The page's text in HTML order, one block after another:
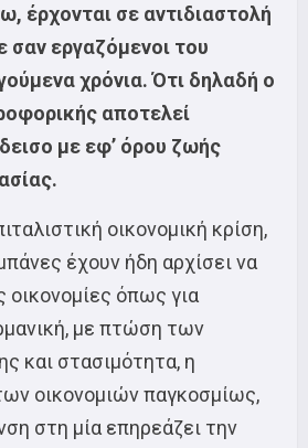
έρχονται σε αντιδιαστολή
σαν εργαζόμενοι του
χρόνια. Ότι δηλαδή ο
αποτελεί
με εφ’ όρου ζωής
οικονομική κρίση,
έχουν ήδη αρχίσει να
οικονομίες όπως για
με πτώση των
και στασιμότητα, η
οικονομιών παγκοσμίως,
στη μία επηρεάζει την